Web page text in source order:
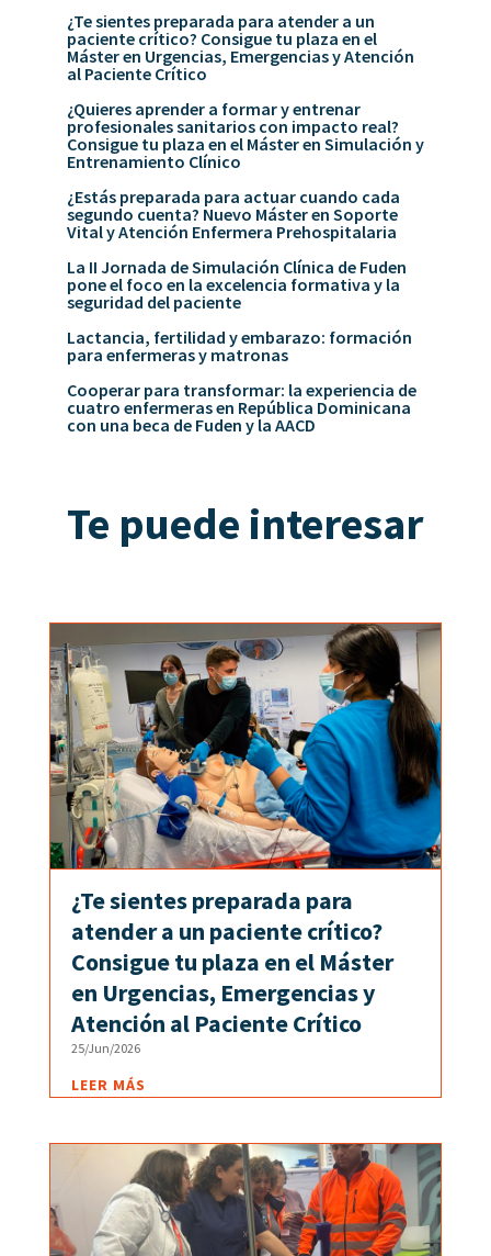
¿Te sientes preparada para atender a un
paciente crítico? Consigue tu plaza en el
Máster en Urgencias, Emergencias y Atención
al Paciente Crítico
¿Quieres aprender a formar y entrenar
profesionales sanitarios con impacto real?
Consigue tu plaza en el Máster en Simulación y
Entrenamiento Clínico
¿Estás preparada para actuar cuando cada
segundo cuenta? Nuevo Máster en Soporte
Vital y Atención Enfermera Prehospitalaria
La II Jornada de Simulación Clínica de Fuden
pone el foco en la excelencia formativa y la
seguridad del paciente
Lactancia, fertilidad y embarazo: formación
para enfermeras y matronas
Cooperar para transformar: la experiencia de
cuatro enfermeras en República Dominicana
con una beca de Fuden y la AACD
Te puede interesar
¿Te sientes preparada para
atender a un paciente crítico?
Consigue tu plaza en el Máster
en Urgencias, Emergencias y
Atención al Paciente Crítico
25/Jun/2026
LEER MÁS